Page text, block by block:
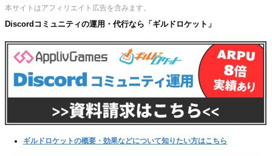
本サイトはアフィリエイト広告を含みます。
Discordコミュニティの運用・代行なら「ギルドロケット」
ギルドロケットの概要・効果などについて知りたい方はこちら